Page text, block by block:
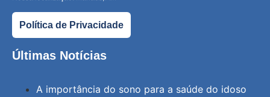
Política de Privacidade
Últimas Notícias
A importância do sono para a saúde do idoso